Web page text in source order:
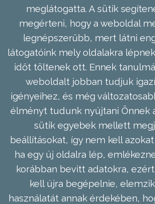
meglátogatta. A sütik
megérteni, hogy a weboldal
legnépszerűbb, mert látni
látogatóink mely oldalakra
időt töltenek ott. Ennek
weboldalt jobban tudjuk
igényeihez, és még
élményt tudunk nyújtani Önnek
sütik egyebek mellett
beállításokat, így nem kell
ha egy új oldalra lép,
korábban bevitt adatokra,
kell újra begépelnie,
használatát annak érdekében,